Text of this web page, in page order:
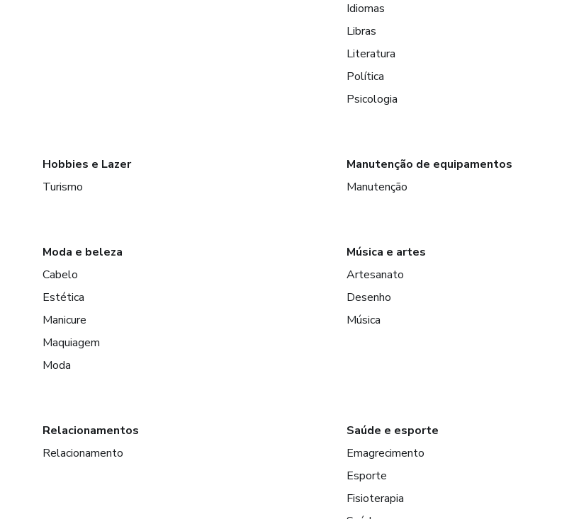
Idiomas
Libras
Literatura
Política
Psicologia
Hobbies e Lazer
Turismo
Manutenção de equipamentos
Manutenção
Moda e beleza
Cabelo
Estética
Manicure
Maquiagem
Moda
Música e artes
Artesanato
Desenho
Música
Relacionamentos
Relacionamento
Saúde e esporte
Emagrecimento
Esporte
Fisioterapia